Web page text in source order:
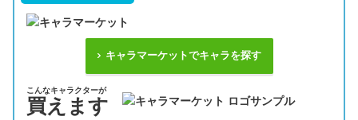
キャラマーケットでキャラを探す
こんなキャラクターが
買えます